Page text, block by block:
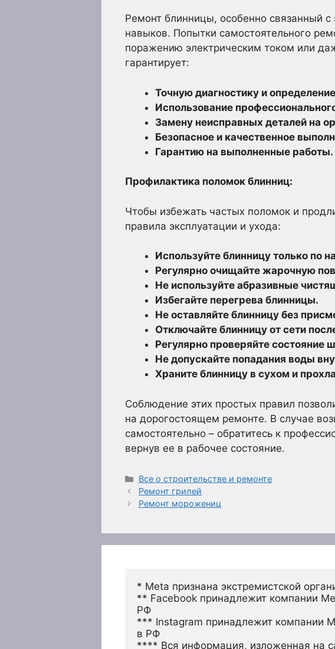
Ремонт блинницы, особенно связанный
навыков. Попытки самостоятельного
поражению электрическим током или
гарантирует:
Точную диагностику и
Использование
Замену неисправных деталей на
Безопасное и качественное
Гарантию на выполненные работы.
Профилактика поломок блинниц:
Чтобы избежать частых поломок и
правила эксплуатации и ухода:
Используйте блинницу только по
Регулярно очищайте жарочную
Не используйте абразивные
Избегайте перегрева блинницы.
Не оставляйте блинницу без
Отключайте блинницу от сети
Регулярно проверяйте состояние
Не допускайте попадания воды
Храните блинницу в сухом и
Соблюдение этих простых правил
на дорогостоящем ремонте. В случае
самостоятельно – обратитесь к
вернув ее в рабочее состояние.
Рубрики
Все о строительстве и ремонте
Ремонт грилей
Ремонт морожениц
* Meta признана экстремистской
** Facebook принадлежит компании
РФ
*** Instagram принадлежит компании
в РФ
**** Вся информация, изложенная на